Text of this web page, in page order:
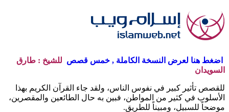
اضغط هنا لعرض النسخة الكاملة , خمس قصص للشيخ : طارق
السويدان
للقصص تأثير كبير في نفوس الناس، ولقد جاء القرآن الكريم بهذا
الأسلوب في كثير من المواطن، فبين به حال الطائعين والمقصرين،
موضحاً للسبيل، ومبيناً للطريق.